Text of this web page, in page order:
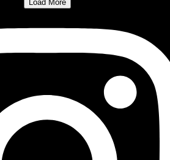
Load More